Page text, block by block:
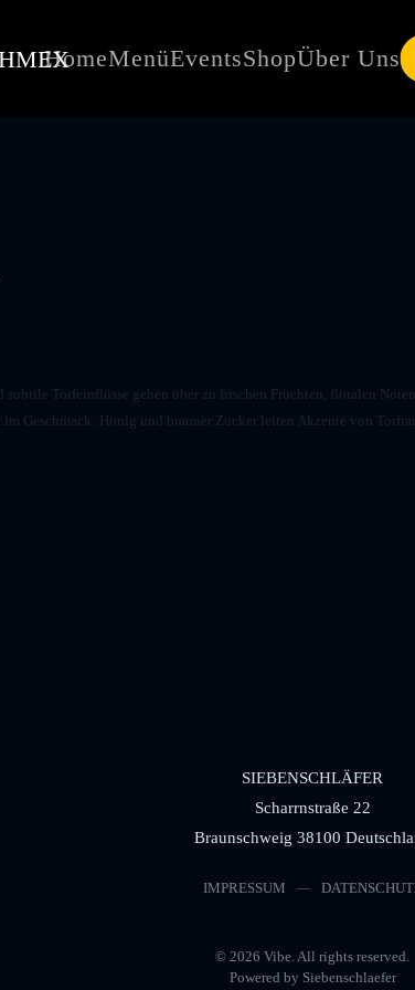
HomeMenüEventsShopÜber Uns
Torfeinflüsse gehen über zu frischen Früchten, floralen
Geschmack: Honig und brauner Zucker leiten Akzente von
SIEBENSCHLÄFER
Scharrnstraße 22
Braunschweig 38100
IMPRESSUM
© 2026 Vibe. All rights reserved.
Powered by Siebenschlaefer